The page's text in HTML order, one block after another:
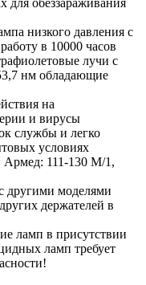
низкого давления с
в 10000 часов
лучи с
нм обладающие
на
и вирусы
службы и легко
условиях
Армед: 111-130 М/1,
другими моделями
держателей в
ламп в присутствии
ламп требует